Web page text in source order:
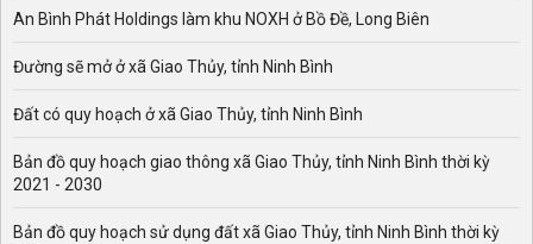
An Bình Phát Holdings làm khu NOXH ở Bồ Đề, Long Biên
Đường sẽ mở ở xã Giao Thủy, tỉnh Ninh Bình
Đất có quy hoạch ở xã Giao Thủy, tỉnh Ninh Bình
Bản đồ quy hoạch giao thông xã Giao Thủy, tỉnh Ninh Bình thời kỳ
2021 - 2030
Bản đồ quy hoạch sử dụng đất xã Giao Thủy, tỉnh Ninh Bình thời kỳ